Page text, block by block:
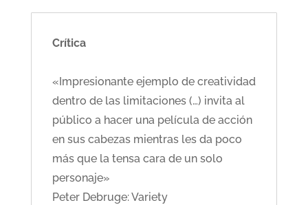
Crítica
«Impresionante ejemplo de creatividad
dentro de las limitaciones (…) invita al
público a hacer una película de acción
en sus cabezas mientras les da poco
más que la tensa cara de un solo
personaje»
Peter Debruge: Variety